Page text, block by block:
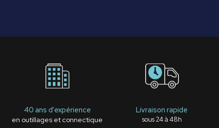
40 ans d'expérience
en outillages et connectique
Livraison rapide
sous 24 à 48h